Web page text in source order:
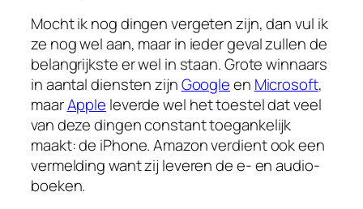
Mocht ik nog dingen vergeten zijn, dan vul ik
ze nog wel aan, maar in ieder geval zullen de
belangrijkste er wel in staan. Grote winnaars
in aantal diensten zijnGoogleen Microsoft,
maarApple leverde wel het toestel dat veel
van deze dingen constant toegankelijk
maakt: de iPhone. Amazon verdient ook een
vermelding want zij leveren de e- en audio-
boeken.